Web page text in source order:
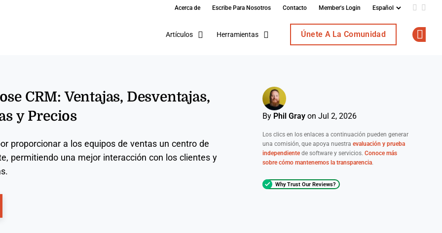
Acerca de Escribe Para Nosotros Contacto Member's Login Add us
Artículos Herramientas Únete A La Comunidad
CRM: Ventajas, Desventajas,
y Precios
proporcionar a los equipos de ventas un centro de
permitiendo una mejor interacción con los clientes y
New Window
By Phil Gray on Jul 2, 2026
Los clics en los enlaces a continuación pueden generar
una comisión, que apoya nuestra evaluación y prueba
independiente de software y servicios. Conoce más
sobre cómo mantenemos la transparencia.
Why Trust Our Reviews?